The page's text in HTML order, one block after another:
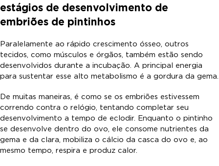
estágios de desenvolvimento de
embriões de pintinhos
Paralelamente ao rápido crescimento ósseo, outros
tecidos, como músculos e órgãos, também estão sendo
desenvolvidos durante a incubação. A principal energia
para sustentar esse alto metabolismo é a gordura da gema.
De muitas maneiras, é como se os embriões estivessem
correndo contra o relógio, tentando completar seu
desenvolvimento a tempo de eclodir. Enquanto o pintinho
se desenvolve dentro do ovo, ele consome nutrientes da
gema e da clara, mobiliza o cálcio da casca do ovo e, ao
mesmo tempo, respira e produz calor.